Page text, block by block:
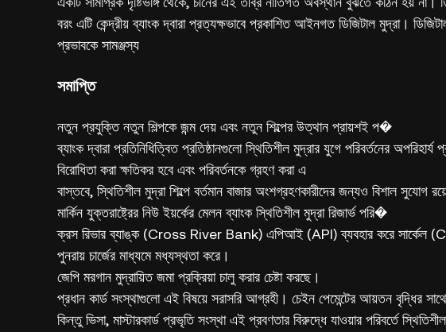
বরং এটি কেন্দ্রীয় ব্যাংক দ্বারা প্রত্যক্ষভাবে প্রকাশিত আইনগত ডিজিটাল মুদ্রা।
প্রভাবকে সামঞ্জস্য
সমাপ্তি
নতুন প্রযুক্তি নতুন শিল্পকে জন্ম দেয় এবং নতুন শিল্পের উত্থান প্রায়শই প�
ব্যাংক দ্বারা প্রতিনিধিত্বিত প্রতিষ্ঠানগুলো স্থিতিশীল মুদ্রার যুগে পরিবর্তনের
বিরোধিতা করা ক্ষতিকর হবে এবং পরিবর্তনকে গ্রহণ করা এ
বাস্তবে, স্থিতিশীল মুদ্রা শিল্পে বর্তমান বাজার অংশগ্রহণকারীদের জন্যও বিশাল
মার্কিন যুক্তরাষ্ট্রের নিউ ইয়র্কের মেলন ব্যাংক স্থিতিশীল মুদ্রা রিজার্ভ পরি�
ক্রস রিভার ব্যাঙ্ক (Cross River Bank) এপিআই (API) ব্যবহার করে সার্কেল
পুনরায় চার্জের মাধ্যমে মধ্যস্থতা করে।
জেপি মরগান মুদ্রায়িত জমা প্রক্রিয়া চালু করার চেষ্টা করছে।
প্রধান কার্ড সংস্থাগুলো এই বিষয়ে সরাসরি আগ্রহী। চেইন পেমেন্টের আয়তন বৃদ্ধির
কিন্তু ভিসা, মাস্টারকার্ড প্রভৃতি সংস্থা এই প্রবণতার বিরুদ্ধে যাওয়ার পরিবর্তে